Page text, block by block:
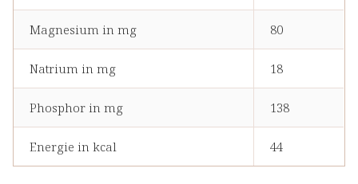
Magnesium in mg 80
Natrium in mg 18
Phosphor in mg 138
Energie in kcal 44